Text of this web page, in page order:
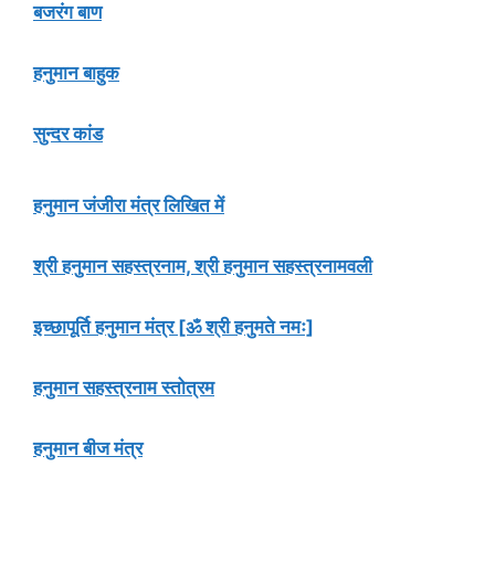
बजरंग बाण
हनुमान बाहुक
सुन्दर कांड
हनुमान जंजीरा मंत्र लिखित में
श्री हनुमान सहस्त्रनाम, श्री हनुमान सहस्त्रनामवली
इच्छापूर्ति हनुमान मंत्र [ॐ श्री हनुमते नमः]
हनुमान सहस्त्रनाम स्तोत्रम
हनुमान बीज मंत्र